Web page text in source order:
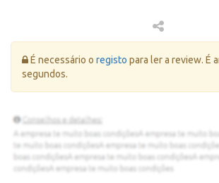
Erro:
É necessário o registo para ler a review. É
segundos.